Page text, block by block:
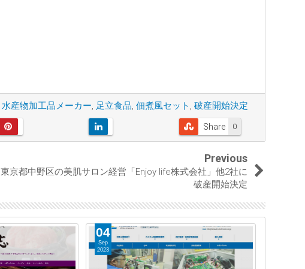
水産物加工品メーカー, 足立食品, 佃煮風セット , 破産開始決定
0
Share
Previous
東京都中野区の美肌サロン経営「Enjoy life株式会社」他2社に
破産開始決定
04
Sep
2023